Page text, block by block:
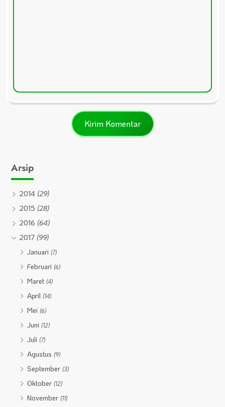
Arsip
2014 (29)
2015 (28)
2016 (64)
2017 (99)
Januari(7)
Februari(6)
Maret(4)
April(14)
Mei(6)
Juni(12)
Juli(7)
Agustus(9)
September(3)
Oktober(12)
November(11)